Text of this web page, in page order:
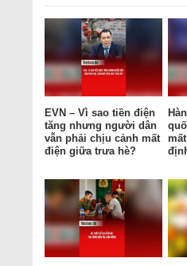
EVN – Vì sao tiền điện
tăng nhưng người dân
vẫn phải chịu cảnh mất
điện giữa trưa hè?